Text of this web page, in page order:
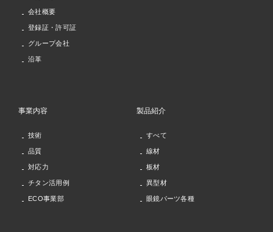
会社概要
登録証・許可証
グループ会社
沿革
事業内容
技術
品質
対応力
チタン活用例
ECO事業部
製品紹介
すべて
線材
板材
異型材
眼鏡パーツ各種